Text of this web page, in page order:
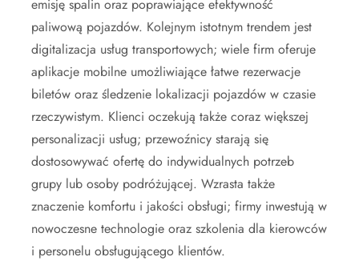
emisję spalin oraz poprawiające efektywność
paliwową pojazdów. Kolejnym istotnym trendem jest
digitalizacja usług transportowych; wiele firm oferuje
aplikacje mobilne umożliwiające łatwe rezerwacje
biletów oraz śledzenie lokalizacji pojazdów w czasie
rzeczywistym. Klienci oczekują także coraz większej
personalizacji usług; przewoźnicy starają się
dostosowywać ofertę do indywidualnych potrzeb
grupy lub osoby podróżującej. Wzrasta także
znaczenie komfortu i jakości obsługi; firmy inwestują w
nowoczesne technologie oraz szkolenia dla kierowców
i personelu obsługującego klientów.